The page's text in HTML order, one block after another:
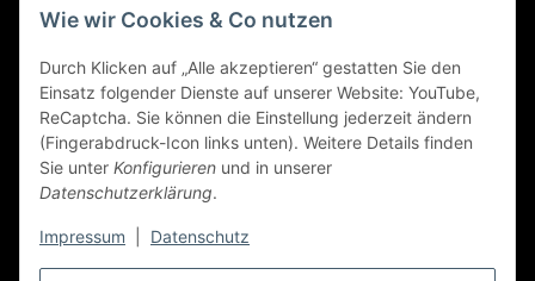
Wie wir Cookies & Co nutzen
Durch Klicken auf „Alle akzeptieren“ gestatten Sie den
Einsatz folgender Dienste auf unserer Website: YouTube,
ReCaptcha. Sie können die Einstellung jederzeit ändern
(Fingerabdruck-Icon links unten). Weitere Details finden
Sie unter Konfigurieren und in unserer
Datenschutzerklärung.
Impressum Datenschutz